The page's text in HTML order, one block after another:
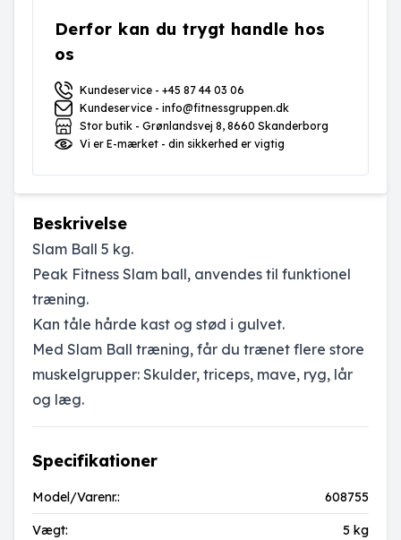
Derfor kan du trygt handle hos
os
Kundeservice - +45 87 44 03 06
Kundeservice - info@fitnessgruppen.dk
Stor butik - Grønlandsvej 8, 8660 Skanderborg
Vi er E-mærket - din sikkerhed er vigtig
Beskrivelse
Slam Ball 5 kg.
Peak Fitness Slam ball, anvendes til funktionel
træning.
Kan tåle hårde kast og stød i gulvet.
Med Slam Ball træning, får du trænet flere store
muskelgrupper: Skulder, triceps, mave, ryg, lår
og læg.
Specifikationer
Model/Varenr.: 608755
Vægt: 5 kg